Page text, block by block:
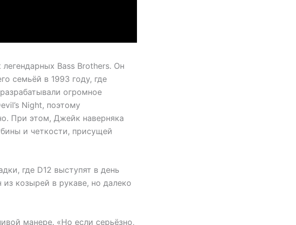
Bass Brothers. Он
семьёй в 1993 году, где
огромное
Night, поэтому
При этом, Джейк наверняка
и четкости, присущей
где D12 выступят в день
козырей в рукаве, но далеко
манере. «Но если серьёзно,